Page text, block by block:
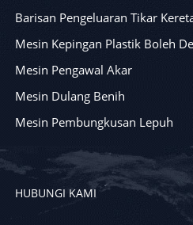
Barisan Pengeluaran Tikar
Mesin Kepingan Plastik Boleh
Mesin Pengawal Akar
Mesin Dulang Benih
Mesin Pembungkusan Lepuh
HUBUNGI KAMI